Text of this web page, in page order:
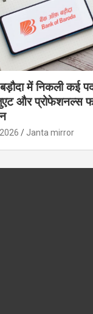
में निकली कई
और प्रोफेशनल्स
Janta mirror